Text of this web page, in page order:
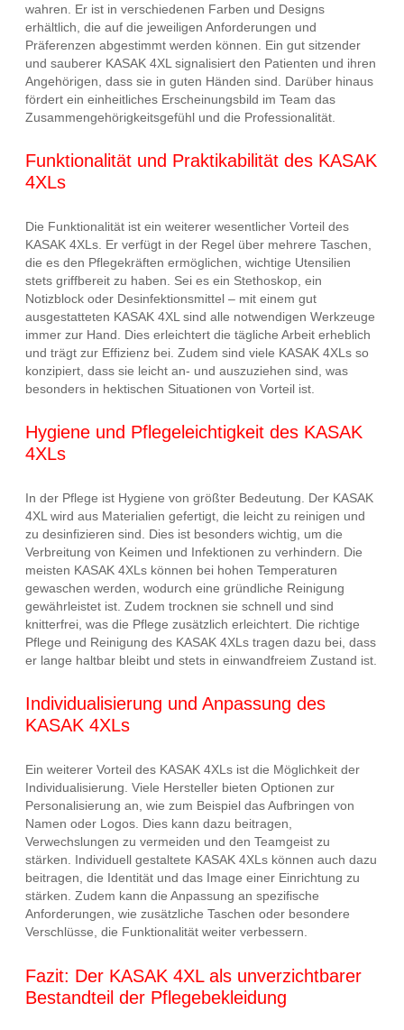
wahren. Er ist in verschiedenen Farben und Designs
erhältlich, die auf die jeweiligen Anforderungen und
Präferenzen abgestimmt werden können. Ein gut sitzender
und sauberer KASAK 4XL signalisiert den Patienten und ihren
Angehörigen, dass sie in guten Händen sind. Darüber hinaus
fördert ein einheitliches Erscheinungsbild im Team das
Zusammengehörigkeitsgefühl und die Professionalität.
Funktionalität und Praktikabilität des KASAK
4XLs
Die Funktionalität ist ein weiterer wesentlicher Vorteil des
KASAK 4XLs. Er verfügt in der Regel über mehrere Taschen,
die es den Pflegekräften ermöglichen, wichtige Utensilien
stets griffbereit zu haben. Sei es ein Stethoskop, ein
Notizblock oder Desinfektionsmittel – mit einem gut
ausgestatteten KASAK 4XL sind alle notwendigen Werkzeuge
immer zur Hand. Dies erleichtert die tägliche Arbeit erheblich
und trägt zur Effizienz bei. Zudem sind viele KASAK 4XLs so
konzipiert, dass sie leicht an- und auszuziehen sind, was
besonders in hektischen Situationen von Vorteil ist.
Hygiene und Pflegeleichtigkeit des KASAK
4XLs
In der Pflege ist Hygiene von größter Bedeutung. Der KASAK
4XL wird aus Materialien gefertigt, die leicht zu reinigen und
zu desinfizieren sind. Dies ist besonders wichtig, um die
Verbreitung von Keimen und Infektionen zu verhindern. Die
meisten KASAK 4XLs können bei hohen Temperaturen
gewaschen werden, wodurch eine gründliche Reinigung
gewährleistet ist. Zudem trocknen sie schnell und sind
knitterfrei, was die Pflege zusätzlich erleichtert. Die richtige
Pflege und Reinigung des KASAK 4XLs tragen dazu bei, dass
er lange haltbar bleibt und stets in einwandfreiem Zustand ist.
Individualisierung und Anpassung des
KASAK 4XLs
Ein weiterer Vorteil des KASAK 4XLs ist die Möglichkeit der
Individualisierung. Viele Hersteller bieten Optionen zur
Personalisierung an, wie zum Beispiel das Aufbringen von
Namen oder Logos. Dies kann dazu beitragen,
Verwechslungen zu vermeiden und den Teamgeist zu
stärken. Individuell gestaltete KASAK 4XLs können auch dazu
beitragen, die Identität und das Image einer Einrichtung zu
stärken. Zudem kann die Anpassung an spezifische
Anforderungen, wie zusätzliche Taschen oder besondere
Verschlüsse, die Funktionalität weiter verbessern.
Fazit: Der KASAK 4XL als unverzichtbarer
Bestandteil der Pflegebekleidung